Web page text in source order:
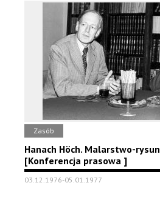
Zasób
Hanach Höch. Malarstwo-
[Konferencja prasowa ]
03.12.1976-05.01.1977